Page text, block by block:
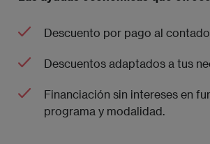
Descuento por pago al contado
Descuentos adaptados a tus
Financiación sin intereses en
programa y modalidad.